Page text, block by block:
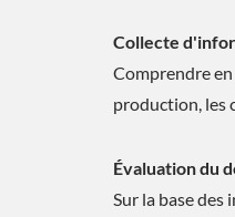
Collecte
Comprendre
production, les
Évaluation du
Sur la base